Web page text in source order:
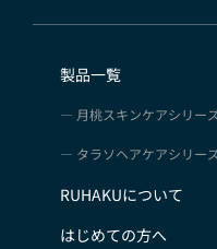
号、購入履歴などの大
管理するものとし、法
合を除き、開示しない
合があります。
お客様からの会員登録
製品一覧
月桃スキンケアシリー
タラソヘアケアシリー
RUHAKUについて
はじめての方へ